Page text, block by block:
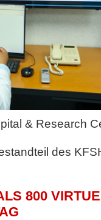
& Research
des
800